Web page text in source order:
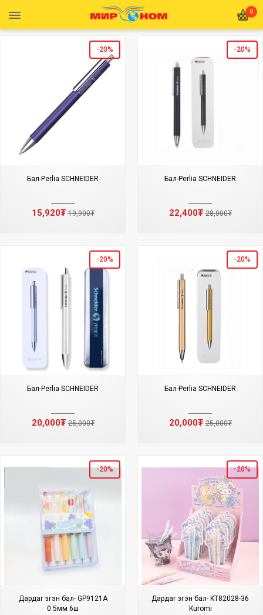
0
-20%
Бал-Perlia SCHNEIDER
15,920₮19,900₮
-20%
Бал-Perlia SCHNEIDER
22,400₮28,000₮
-20%
Бал-Perlia SCHNEIDER
20,000₮25,000₮
-20%
Бал-Perlia SCHNEIDER
20,000₮25,000₮
-20%
Дардаг үзгэн бал- GP9121A
0.5мм 6ш
-20%
Дардаг үзгэн бал- KT82028-36
Kuromi